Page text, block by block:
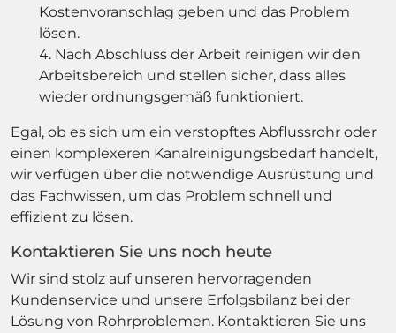
Kostenvoranschlag geben und das Problem
lösen.
Nach Abschluss der Arbeit reinigen wir den
Arbeitsbereich und stellen sicher, dass alles
wieder ordnungsgemäß funktioniert.
Egal, ob es sich um ein verstopftes Abflussrohr oder
einen komplexeren Kanalreinigungsbedarf handelt,
wir verfügen über die notwendige Ausrüstung und
das Fachwissen, um das Problem schnell und
effizient zu lösen.
Kontaktieren Sie uns noch heute
Wir sind stolz auf unseren hervorragenden
Kundenservice und unsere Erfolgsbilanz bei der
Lösung von Rohrproblemen. Kontaktieren Sie uns